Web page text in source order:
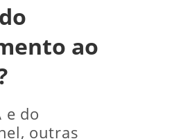
ao
e do
outras